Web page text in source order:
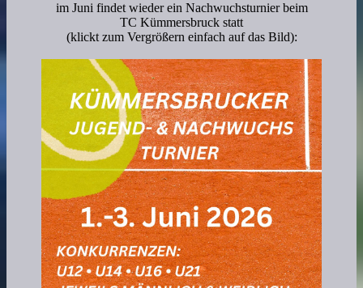
im Juni findet wieder ein Nachwuchsturnier beim
TC Kümmersbruck statt
(klickt zum Vergrößern einfach auf das Bild):